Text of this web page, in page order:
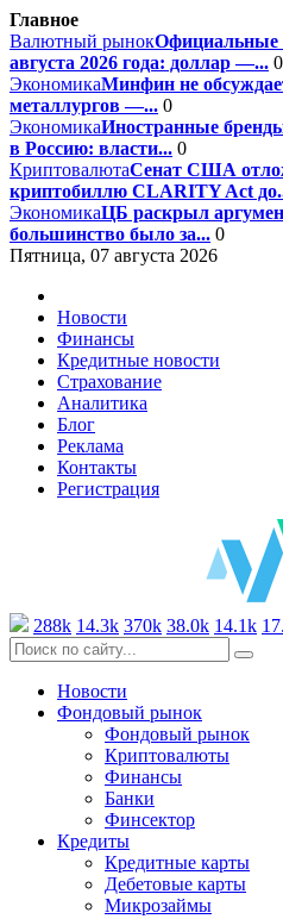
Главное
Валютный рынок
августа 2026 года: доллар —... 0
ЭкономикаМинфин не
металлургов —... 0
ЭкономикаИностранные
в Россию: власти... 0
КриптовалютаСенат США
криптобиллю CLARITY Act
ЭкономикаЦБ раскрыл
большинство было за... 0
Пятница, 07 августа 2026
Новости
Финансы
Кредитные новости
Страхование
Аналитика
Блог
Реклама
Контакты
Регистрация
288k 14.3k 370k 38.0k 14.1k
Новости
Фондовый рынок
Фондовый рынок
Криптовалюты
Финансы
Банки
Финсектор
Кредиты
Кредитные карты
Дебетовые карты
Микрозаймы